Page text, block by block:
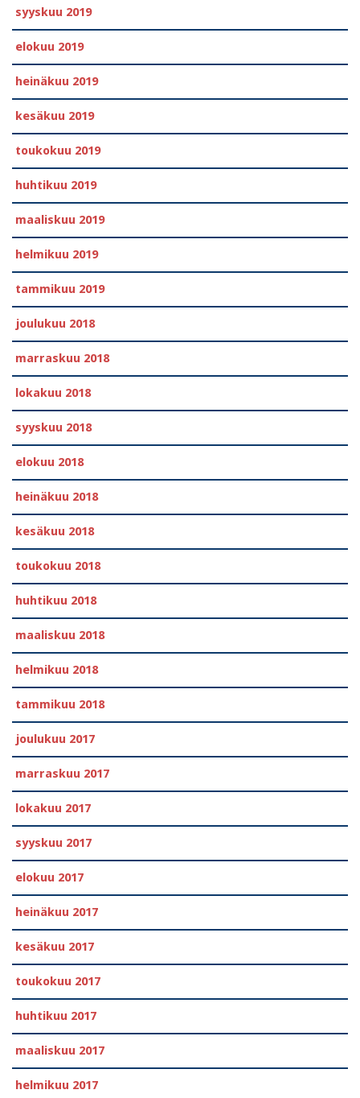
syyskuu 2019
elokuu 2019
heinäkuu 2019
kesäkuu 2019
toukokuu 2019
huhtikuu 2019
maaliskuu 2019
helmikuu 2019
tammikuu 2019
joulukuu 2018
marraskuu 2018
lokakuu 2018
syyskuu 2018
elokuu 2018
heinäkuu 2018
kesäkuu 2018
toukokuu 2018
huhtikuu 2018
maaliskuu 2018
helmikuu 2018
tammikuu 2018
joulukuu 2017
marraskuu 2017
lokakuu 2017
syyskuu 2017
elokuu 2017
heinäkuu 2017
kesäkuu 2017
toukokuu 2017
huhtikuu 2017
maaliskuu 2017
helmikuu 2017